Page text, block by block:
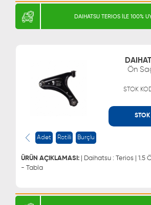
DAIHATSU TERIOS İLE 100%
Ön
STOK
Adet Rotilli Burçlu
ÜRÜN AÇIKLAMASI:
- Tabla
WHATSAPP
0543 329 21 66
0543 329 21 55